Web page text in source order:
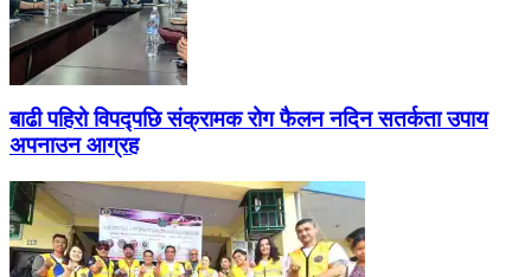
बाढी पहिरो विपद्पछि संक्रामक रोग फैलन नदिन सतर्कता उपाय
अपनाउन आग्रह